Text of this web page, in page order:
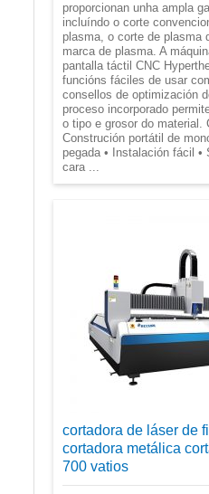
proporcionan unha ampla
incluíndo o corte
plasma, o corte de plasma
marca de plasma. A
pantalla táctil CNC
funcións fáciles de usar
consellos de optimización
proceso incorporado
o tipo e grosor do material.
Construción portátil de
pegada • Instalación fácil •
cara ...
cortadora de láser de
cortadora metálica
700 vatios